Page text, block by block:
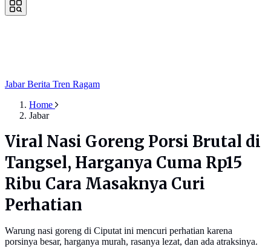
JabarBerita Tren Ragam
Home
Jabar
Viral Nasi Goreng Porsi Brutal di
Tangsel, Harganya Cuma Rp15
Ribu Cara Masaknya Curi
Perhatian
Warung nasi goreng di Ciputat ini mencuri perhatian karena
porsinya besar, harganya murah, rasanya lezat, dan ada atraksinya.